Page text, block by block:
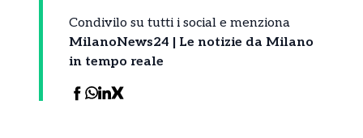
Condivilo su tutti i social e menziona
MilanoNews24 | Le notizie da Milano
in tempo reale